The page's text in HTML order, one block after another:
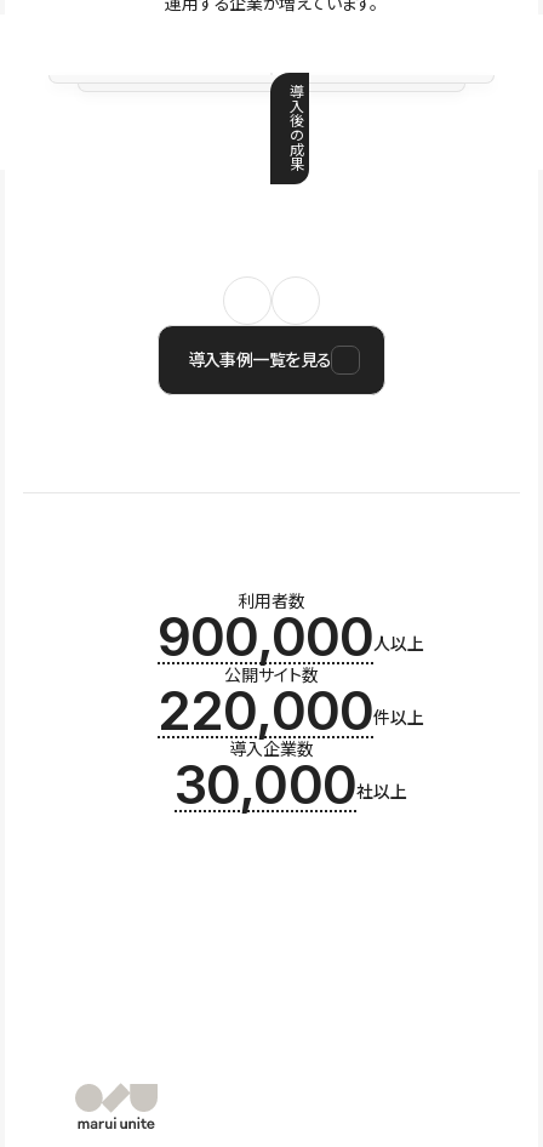
導
入
後
の
成
果
導入事例一覧を見る
利用者数
900,000人以上
公開サイト数
220,000件以上
導入企業数
30,000社以上